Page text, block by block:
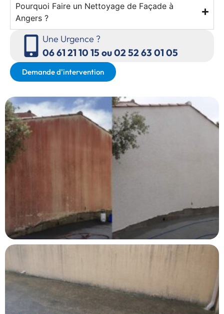
Pourquoi Faire un Nettoyage de Façade à
Angers ?
Une Urgence ?
06 61 21 10 15 ou 02 52 63 01 05
Demande d'intervention